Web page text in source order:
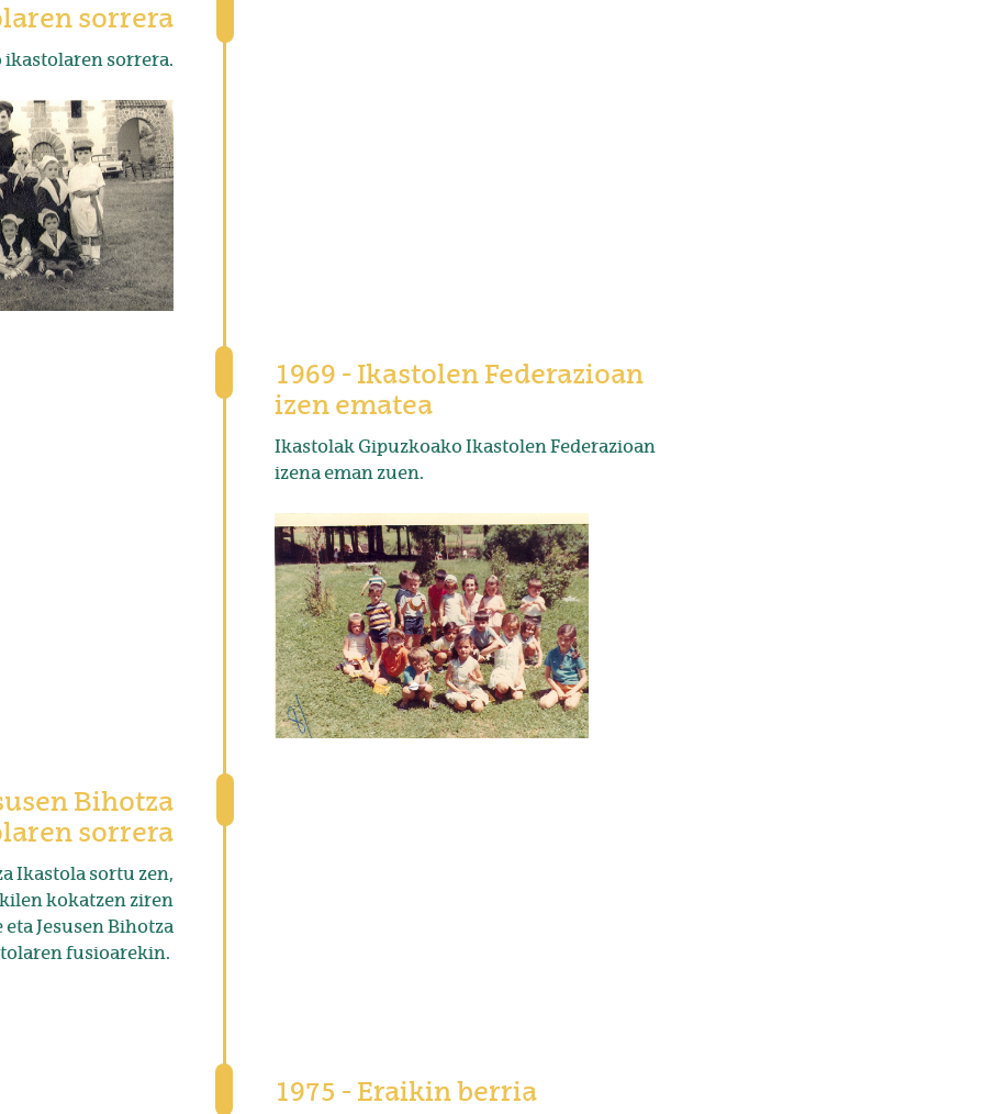
sorrera
ikastolaren sorrera.
1969 - Ikastolen Federazioan
izen ematea
Ikastolak Gipuzkoako Ikastolen Federazioan
izena eman zuen.
Bihotza
sorrera
Ikastola sortu zen,
kokatzen ziren
eta Jesusen Bihotza
fusioarekin.
1975 - Eraikin berria